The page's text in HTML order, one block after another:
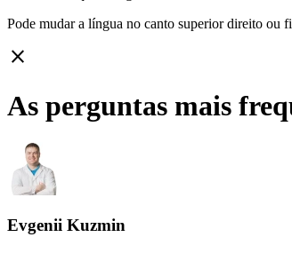
Pode mudar a língua no canto superior direito ou
close
As perguntas mais
Evgenii Kuzmin